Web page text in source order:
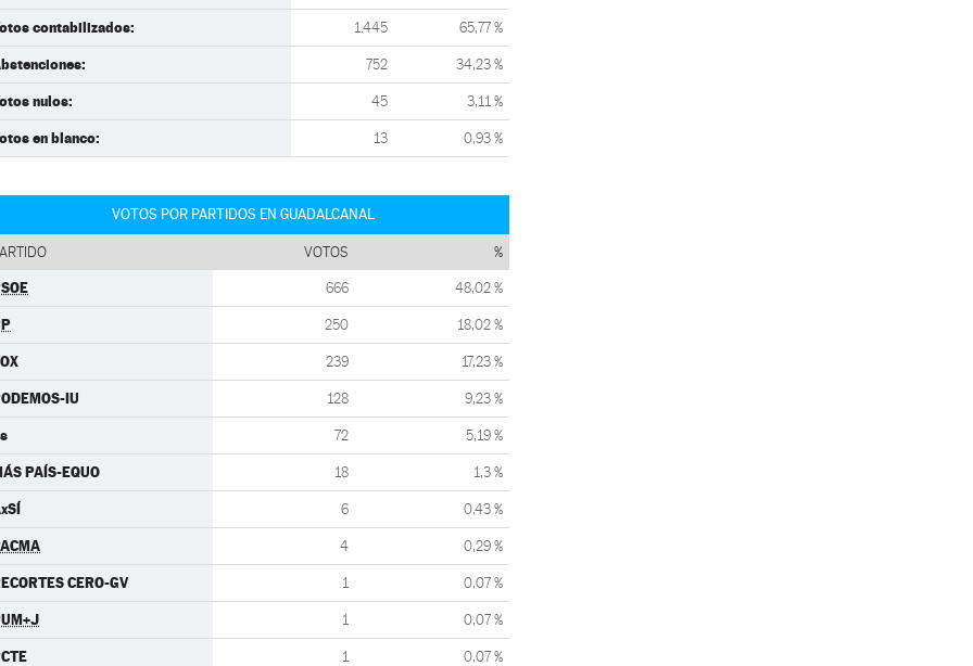
contabilizados: 1.445 65,77 %
752 34,23 %
nulos: 45 3,11 %
en blanco: 13 0,93 %
VOTOS POR PARTIDOS EN GUADALCANAL
VOTOS %
666 48,02 %
250 18,02 %
239 17,23 %
IU 128 9,23 %
72 5,19 %
PAÍS-EQUO 18 1,3 %
6 0,43 %
4 0,29 %
CERO-GV 1 0,07 %
1 0,07 %
1 0,07 %